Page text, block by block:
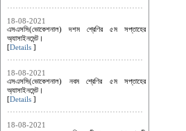
18-08-2021
এসএসসি(ভোকেশনাল) দশম শ্রেণির ৫ম সপ্তাহের
অ্যাসাইনমেন্ট।
[Details ]
18-08-2021
এসএসসি(ভোকেশনাল) নবম শ্রেণির ৫ম সপ্তাহের
অ্যাসাইনমেন্ট।
[Details ]
18-08-2021